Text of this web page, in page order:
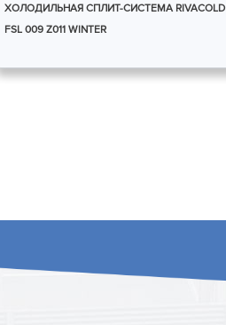
ХОЛОДИЛЬНАЯ СПЛИТ-СИСТЕМА RIVACOLD
FSL 009 Z011 WINTER